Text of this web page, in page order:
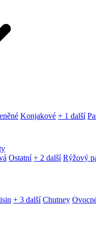
Konjakové + 1 další
Ostatní + 2 další Rýžový
+ 3 další Chutney